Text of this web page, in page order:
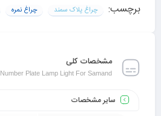
برچسب: چراغ پلاک سمند چراغ نمره
مشخصات کلی
Number Plate Lamp Light For Samand
سایر مشخصات